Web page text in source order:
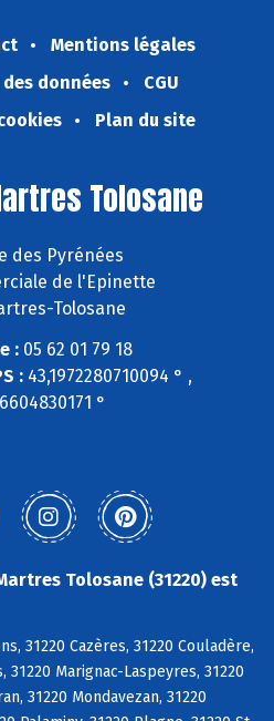
Mentions légales
données
CGU
Plan du site
Tolosane
des Pyrénées
de l'Epinette
Tolosane
: 05 62 01 79 18
:43,1972280710094 ° ,
°
Tolosane (31220) est
31220 Cazères, 31220 Couladère,
31220 Marignac-Laspeyres, 31220
31220 Mondavezan, 31220